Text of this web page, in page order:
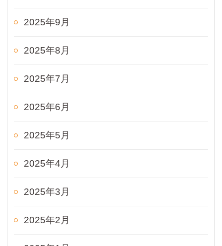
2025年9月
2025年8月
2025年7月
2025年6月
2025年5月
2025年4月
2025年3月
2025年2月